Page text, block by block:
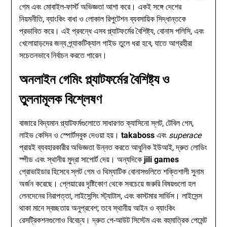
গেম এবং মোবাইল-ফার্স্ট অভিজ্ঞতা আশা করে। একই সঙ্গে দেশের
নিয়মনীতি, ব্যাংকিং বাধা ও লোকাল রিপুটেশন ব্যবসায়িক সিদ্ধান্তকে
প্রভাবিত করে। এই প্রবন্ধে এসব প্ল্যাটফর্মের বৈশিষ্ট্য, বোনাস পলিসি, এবং
খেলোয়াড়দের জন্য প্র্যাকটিক্যাল গাইড তুলে ধরা হবে, যাতে আগ্রহীরা
সচেতনভাবে নির্বাচন করতে পারেন।
অনলাইন গেমিং প্ল্যাটফর্মের বৈশিষ্ট্য ও
তুলনামূলক বিশ্লেষণ
বাজারে বিদ্যমান প্ল্যাটফর্মগুলোতে সাধারণত ক্যাসিনো স্লট, টেবিল গেম,
লাইভ কেসিন ও স্পোর্টসবুক দেওয়া হয়।takaboss এবং superace
প্রায়ই ব্যবহারকারীর অভিজ্ঞতা উন্নত করতে আধুনিক ইউআই, দ্রুত লোডিং
স্পীড এবং স্থানীয় মুদ্রা সাপোর্ট দেয়। অন্যদিকেjili games
প্রোভাইডার হিসেবে স্লট গেম ও থিম্যাটিক বোনাসগুলিতে শক্তিশালী সুনাম
অর্জন করেছে। প্লেয়ারের দৃষ্টিকোণ থেকে সবচেয়ে জরুরি বিষয়গুলো হল
লেনদেনের নিরাপত্তা, লাইসেন্সিং স্ট্যাটাস, এবং কাস্টমার সার্ভিস। লাইসেন্স
থাকা মানে স্বচ্ছতায় অনুপ্রবেশ; তবে স্থানীয় আইন ও ব্যাংকিং
রেসট্রিকশনগুলোও বিবেচ্য। দ্রুত পে-আউট সিস্টেম এবং বহুমাত্রিক পেমেন্ট